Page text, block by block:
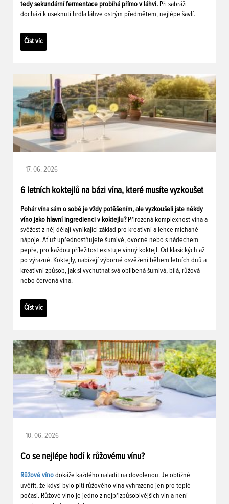
tedy sekundární fermentace probíhá přímo v láhvi. Při sabráži
dochází k useknutí hrdla láhve ostrým předmětem, nejlépe šavlí.
Číst víc
17. 06. 2026
6 letních koktejlů na bázi vína, které musíte vyzkoušet
Pohár vína sám o sobě je vždy potěšením, ale vyzkoušeli jste někdy
víno jako hlavní ingredienci v koktejlu? Přirozená komplexnost vína a
svěžest z něj dělají vynikající základ pro kreativní a lehce míchané
nápoje. Ať už upřednostňujete šumivé, ovocné nebo s nádechem
pepře, pro každou příležitost existuje vinný koktejl. Od klasických až
po výrazné. Koktejly, nabízejí výborné osvěžení během letních dnů a
kreativní způsob, jak si vychutnat svá oblíbená šumivá, bílá, růžová
nebo červená vína.
Číst víc
10. 06. 2026
Co se nejlépe hodí k růžovému vínu?
Růžové víno dokáže každého naladit na dovolenou. Je obtížné
uvěřit, že kdysi bylo pití růžového vína vyhrazeno jen pro teplé
počasí. Růžové víno je jedno z nejpřizpůsobivějších vín a není